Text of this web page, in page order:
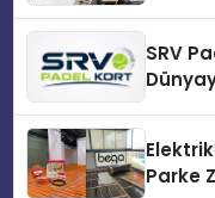
SRV
Parke